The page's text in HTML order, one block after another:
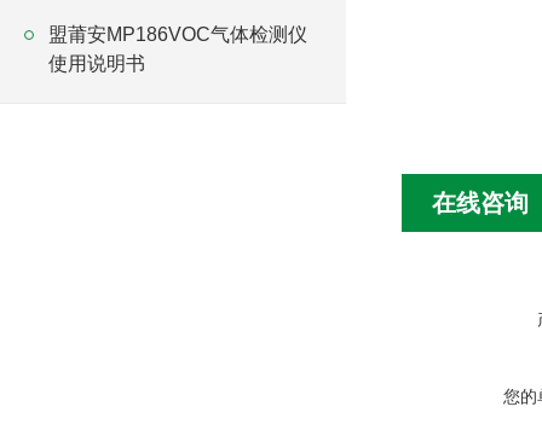
盟莆安MP186VOC气体检测仪
使用说明书
在线咨询
您的